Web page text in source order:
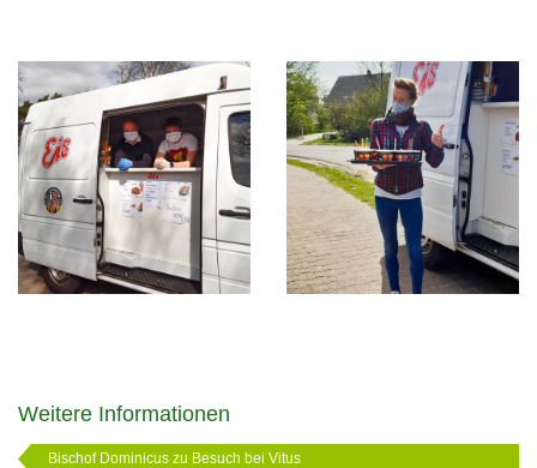
Weitere Informationen
Bischof Dominicus zu Besuch bei Vitus